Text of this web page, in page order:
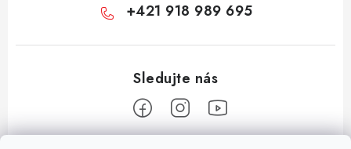
+421 918 989 695